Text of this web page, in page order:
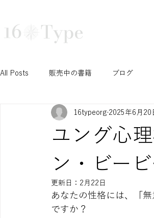
All Posts 販売中の書籍 ブログ
N/S セッション T/F セッション
お知らせ イベ
INTPみさこの成長ブログ 学生セッ
ユング心
ン・ビー
16typeorg 2025年6月20
更新日： 2月22日
あなたの性格には、「
ですか？